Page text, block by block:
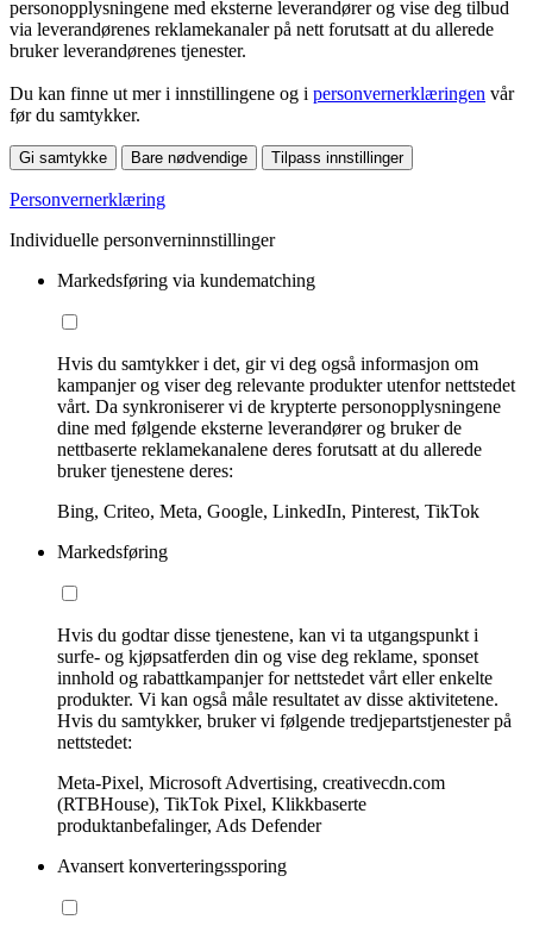
personopplysningene med eksterne leverandører og vise deg tilbud
via leverandørenes reklamekanaler på nett forutsatt at du allerede
bruker leverandørenes tjenester.
Du kan finne ut mer i innstillingene og i personvernerklæringen vår
før du samtykker.
Gi samtykke Bare nødvendige Tilpass innstillinger
Personvernerklæring
Individuelle personverninnstillinger
Markedsføring via kundematching
Hvis du samtykker i det, gir vi deg også informasjon om
kampanjer og viser deg relevante produkter utenfor nettstedet
vårt. Da synkroniserer vi de krypterte personopplysningene
dine med følgende eksterne leverandører og bruker de
nettbaserte reklamekanalene deres forutsatt at du allerede
bruker tjenestene deres:
Bing, Criteo, Meta, Google, LinkedIn, Pinterest, TikTok
Markedsføring
Hvis du godtar disse tjenestene, kan vi ta utgangspunkt i
surfe- og kjøpsatferden din og vise deg reklame, sponset
innhold og rabattkampanjer for nettstedet vårt eller enkelte
produkter. Vi kan også måle resultatet av disse aktivitetene.
Hvis du samtykker, bruker vi følgende tredjepartstjenester på
nettstedet:
Meta-Pixel, Microsoft Advertising, creativecdn.com
(RTBHouse), TikTok Pixel, Klikkbaserte
produktanbefalinger, Ads Defender
Avansert konverteringssporing